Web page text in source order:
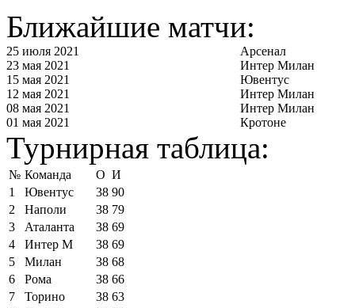
Ближайшие матчи:
25 июля 2021
Арсенал
23 мая 2021
Интер Милан
15 мая 2021
Ювентус
12 мая 2021
Интер Милан
08 мая 2021
Интер Милан
01 мая 2021
Кротоне
Турнирная таблица:
№ Команда О И
1
Ювентус 38 90
2
Наполи 38 79
3
Аталанта 38 69
4
Интер М 38 69
5
Милан 38 68
6
Рома 38 66
7
Торино 38 63